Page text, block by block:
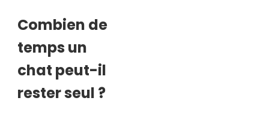
Combien de
temps un
chat peut-il
rester seul ?